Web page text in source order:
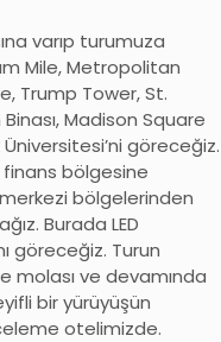
varıp turumuza
Mile, Metropolitan
Trump Tower, St.
Madison Square
göreceğiz.
bölgesine
bölgelerinden
Burada LED
göreceğiz. Turun
molası ve devamında
bir yürüyüşün
otelimizde.